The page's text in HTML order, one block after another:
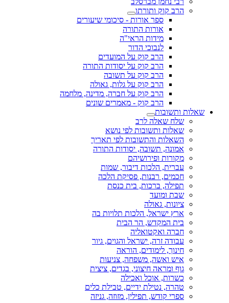
הרב קוק ותורתו
ספר אורות - סיכומי שיעורים
אורות התורה
מידות הראי"ה
לנבוכי הדור
הרב קוק על המועדים
הרב קוק על יסודות התורה
הרב קוק על תשובה
הרב קוק על גלות, גאולה
הרב קוק על חברה, מדינה, מלחמה
הרב קוק - מאמרים שונים
שאלות ותשובות
שלח שאלה לרב
שאלות ותשובות לפי נושא
השאלות והתשובות לפי תאריך
אמונה, תשובה, יסודות התורה
מקורות ופירושיהם
עברית, הלכות דיבור, שמות
חכמים, רבנות, פסיקת הלכה
תפילה, ברכות, בית כנסת
שבת ומועד
ציונות, גאולה
ארץ ישראל, הלכות תלויות בה
בית המקדש, הר הבית
חברה ואקטואליה
עבודה זרה, ישראל והגוים, גיור
חינוך, לימודים, הוראה
איש ואשה, משפחה, צניעות
גוף ומראה חיצוני, בגדים, ציצית
כשרות, אוכל ואכילה
טהרה, נטילת ידיים, טבילת כלים
ספרי קודש, תפילין, מזוזה, גניזה